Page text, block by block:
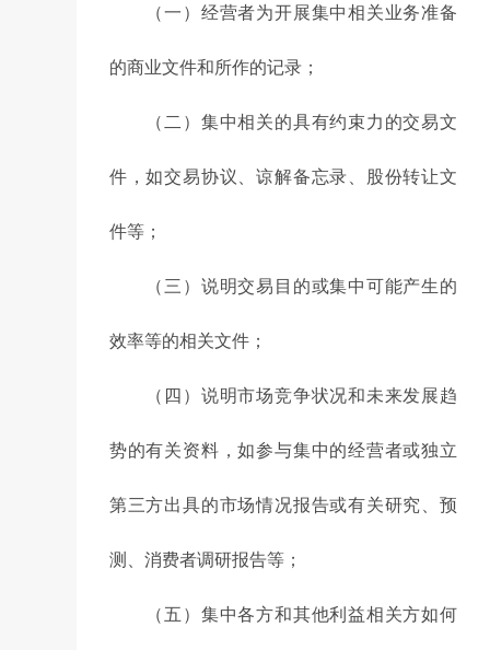
（一）经营者为开展集中相关业务准备
的商业文件和所作的记录；
（二）集中相关的具有约束力的交易文
件，如交易协议、谅解备忘录、股份转让文
件等；
（三）说明交易目的或集中可能产生的
效率等的相关文件；
（四）说明市场竞争状况和未来发展趋
势的有关资料，如参与集中的经营者或独立
第三方出具的市场情况报告或有关研究、预
测、消费者调研报告等；
（五）集中各方和其他利益相关方如何